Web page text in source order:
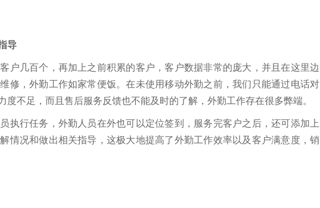
导
户几百个，再加上之前积累的客户，客户数据非常的庞大，并且在这里边
修，外勤工作如家常便饭。在未使用移动外勤之前，我们只能通过电话对
不足，而且售后服务反馈也不能及时的了解，外勤工作存在很多弊端。
执行任务，外勤人员在外也可以定位签到，服务完客户之后，还可添加上
情况和做出相关指导，这极大地提高了外勤工作效率以及客户满意度，销